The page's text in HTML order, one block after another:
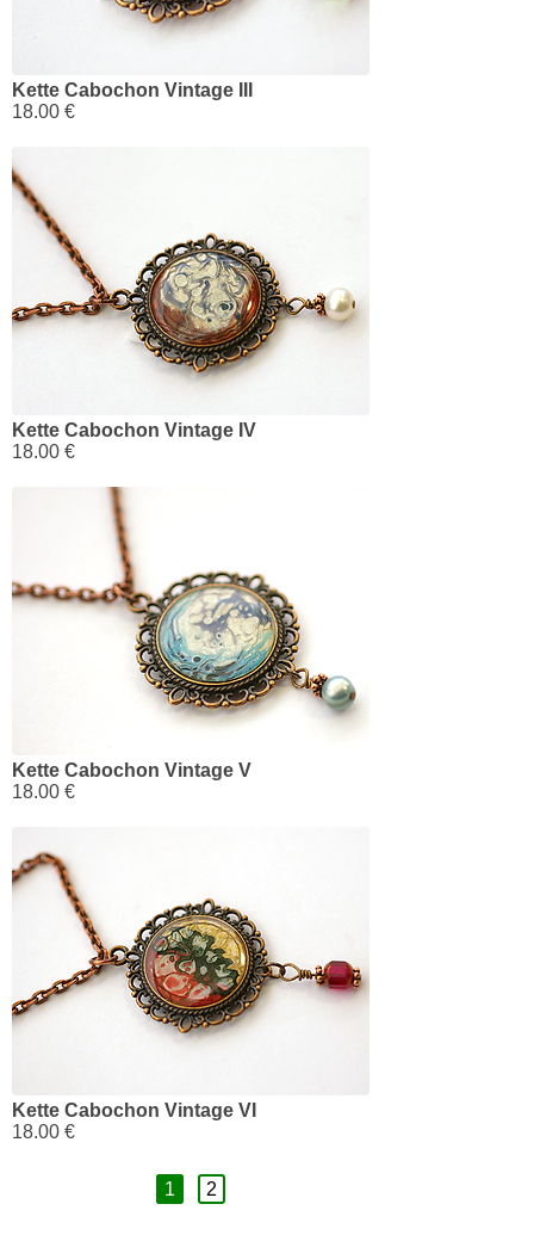
Kette Cabochon Vintage III
18.00 €
Kette Cabochon Vintage IV
18.00 €
Kette Cabochon Vintage V
18.00 €
Kette Cabochon Vintage VI
18.00 €
1 2